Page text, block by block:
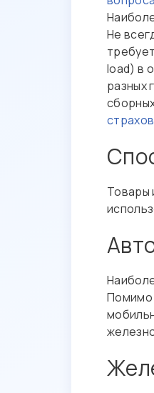
Не
load) в
разных
Товары
Помимо